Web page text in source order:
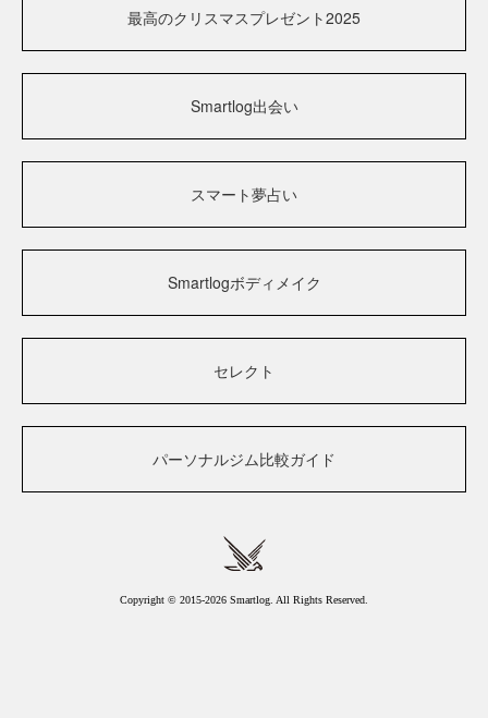
最高のクリスマスプレゼント2025
Smartlog出会い
スマート夢占い
Smartlogボディメイク
セレクト
パーソナルジム比較ガイド
Copyright © 2015-2026 Smartlog. All Rights Reserved.